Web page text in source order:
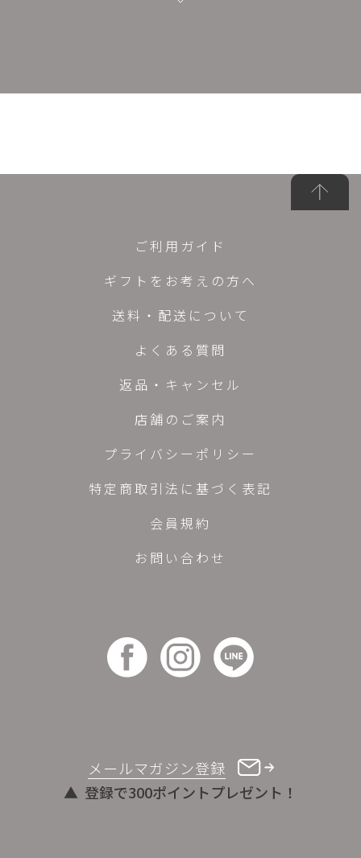
メールマガジン登録
登録で300ポイントプレゼント！
ご利用ガイド
ギフトをお考えの方へ
送料・配送について
よくある質問
返品・キャンセル
店舗のご案内
プライバシーポリシー
特定商取引法に基づく表記
会員規約
お問い合わせ